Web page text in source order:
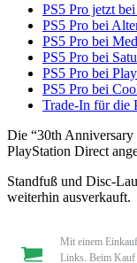
PS5 Pro jetzt
PS5 Pro bei
PS5 Pro bei
PS5 Pro bei
PS5 Pro bei
PS5 Pro bei
Trade-In für die
Die “30th
PlayStation Direct
Standfuß und Disc-
weiterhin ausverkauft.
Mit einem
Links. Beim Kauf